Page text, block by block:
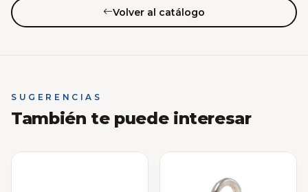
Volver al catálogo
SUGERENCIAS
También te puede interesar